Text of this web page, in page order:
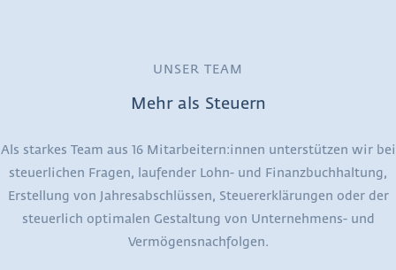
UNSER TEAM
Mehr als Steuern
Als starkes Team aus 16 Mitarbeitern:innen unterstützen wir bei
steuerlichen Fragen, laufender Lohn- und Finanzbuchhaltung,
Erstellung von Jahresabschlüssen, Steuererklärungen oder der
steuerlich optimalen Gestaltung von Unternehmens- und
Vermögensnachfolgen.